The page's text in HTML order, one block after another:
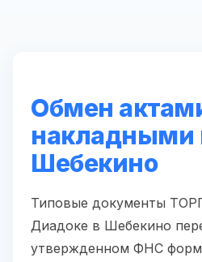
Обмен
накладными
Шебекино
Типовые документы
Диадоке в Шебекино
утвержденном ФНС